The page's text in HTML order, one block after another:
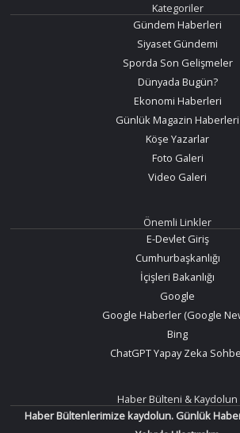
Kategoriler
Gündem Haberleri
Siyaset Gündemi
Sporda Son Gelişmeler
Dünyada Bugün?
Ekonomi Haberleri
Günlük Magazin Haberleri
Köşe Yazarlar
Foto Galeri
Video Galeri
Önemli Linkler
E-Devlet Giriş
Cumhurbaşkanlığı
İçişleri Bakanlığı
Google
Google Haberler (Google
Bing
ChatGPT Yapay Zeka
Haber Bülteni & Kaydolun
Haber Bültenlerimize kaydolun. Günlük